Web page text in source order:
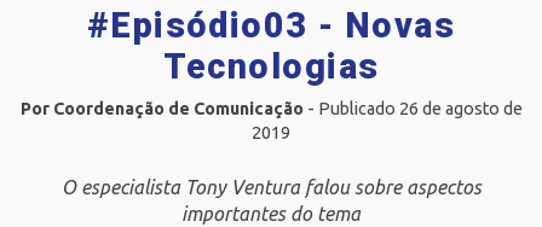
#Episódio03 - Novas
Tecnologias
Por Coordenação de Comunicação- Publicado 26 de agosto de
2019
O especialista Tony Ventura falou sobre aspectos
importantes do tema